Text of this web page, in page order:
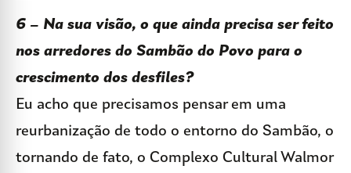
6 – Na sua visão, o que ainda precisa ser feito
nos arredores do Sambão do Povo para o
crescimento dos desfiles?
Eu acho que precisamos pensar em uma
reurbanização de todo o entorno do Sambão, o
tornando de fato, o Complexo Cultural Walmor